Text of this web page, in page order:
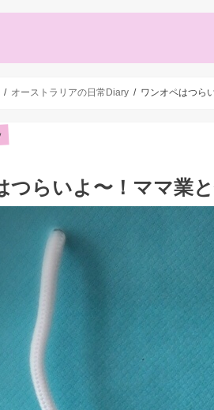
オーストラリアの日常Diary ワンオペはつら
つらいよ〜！ママ業